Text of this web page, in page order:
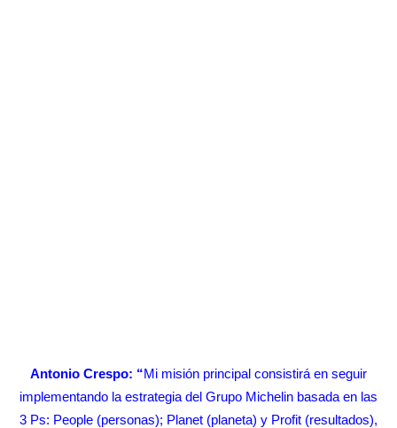
Antonio Crespo: “Mi misión principal consistirá en seguir
implementando la estrategia del Grupo Michelin basada en las
3 Ps: People (personas); Planet (planeta) y Profit (resultados),